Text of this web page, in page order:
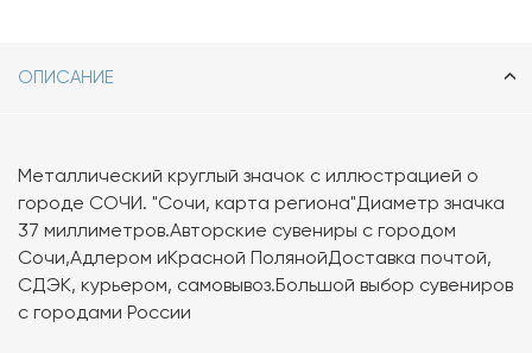
ОПИСАНИЕ
Металлический круглый значок с иллюстрацией о
городе СОЧИ. "Сочи, карта региона"Диаметр значка
37 миллиметров.Авторские сувениры с городом
Сочи,Адлером иКрасной ПолянойДоставка почтой,
СДЭК, курьером, самовывоз.Большой выбор сувениров
с городами России